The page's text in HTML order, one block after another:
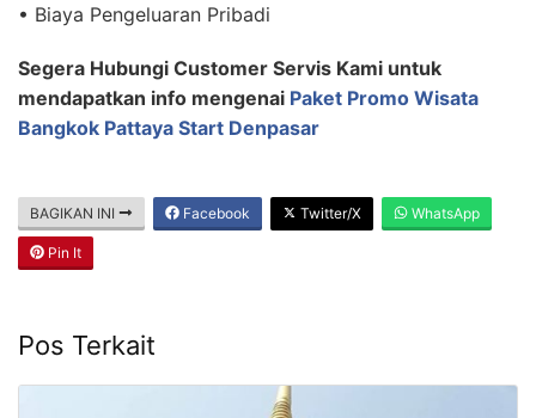
• Biaya Pengeluaran Pribadi
Segera Hubungi Customer Servis Kami untuk
mendapatkan info mengenai Paket Promo Wisata
Bangkok Pattaya Start Denpasar
BAGIKAN INI Facebook Twitter/X WhatsApp
Pin It
Pos Terkait